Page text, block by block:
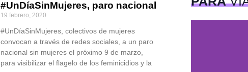
#UnDíaSinMujeres, paro nacional
19 febrero, 2020
#UnDíaSinMujeres, colectivos de mujeres
convocan a través de redes sociales, a un paro
nacional sin mujeres el próximo 9 de marzo,
para visibilizar el flagelo de los feminicidios y la